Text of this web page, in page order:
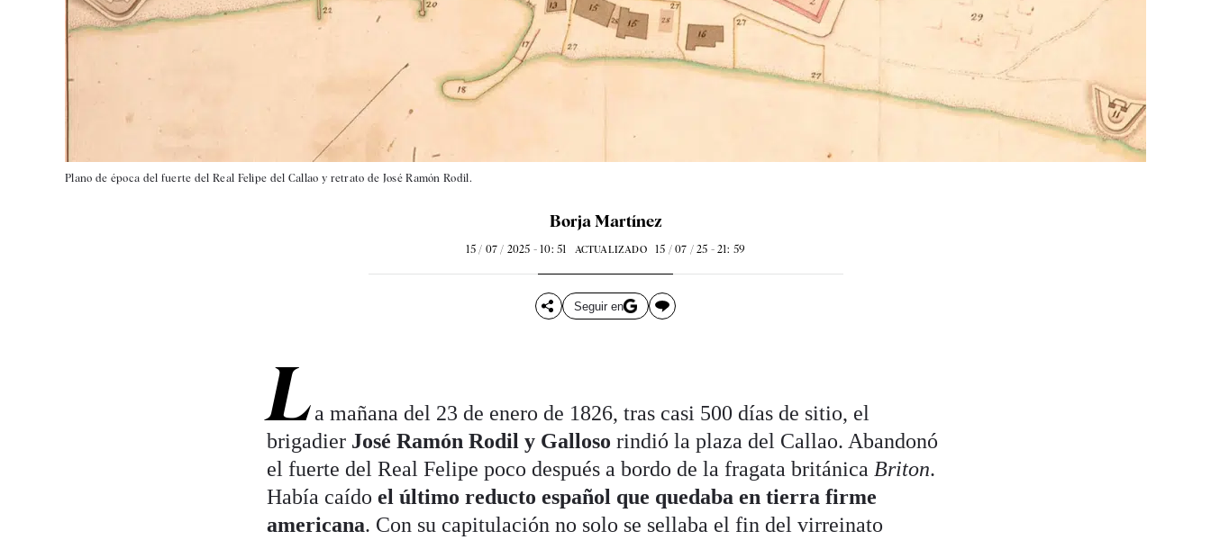
Plano de época del fuerte del Real Felipe del Callao y retrato de José Ramón Rodil.
Borja Martínez
15 / 07 / 2025 - 10: 51 ACTUALIZADO 15 / 07 / 25 - 21: 59
Seguir en
La mañana del 23 de enero de 1826, tras casi 500 días de sitio, el
brigadier José Ramón Rodil y Galloso rindió la plaza del Callao. Abandonó
el fuerte del Real Felipe poco después a bordo de la fragata británica Briton.
Había caído el último reducto español que quedaba en tierra firme
americana. Con su capitulación no solo se sellaba el fin del virreinato